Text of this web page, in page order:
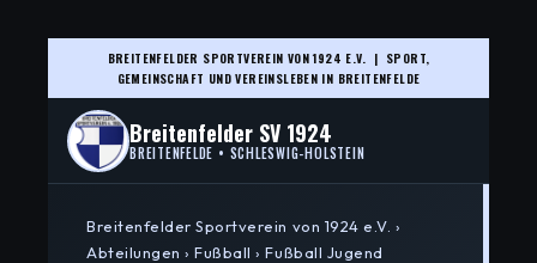
BREITENFELDER SPORTVEREIN VON 1924 E.V. | SPORT,
GEMEINSCHAFT UND VEREINSLEBEN IN BREITENFELDE
Breitenfelder SV 1924
BREITENFELDE • SCHLESWIG-HOLSTEIN
Breitenfelder Sportverein von 1924 e.V. ›
Abteilungen › Fußball › Fußball Jugend